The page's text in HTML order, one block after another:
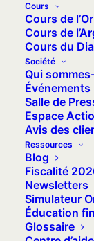
Cours
Cours de l’Or
Cours de
Cours du
Société
Qui
Événements
Salle de
Espace
Avis des
Ressources
Blog
Fiscalité
Newsletters
Simulateur
Éducation
Glossaire
ligne
d’épargner
moment,
gratuite.
En savoir